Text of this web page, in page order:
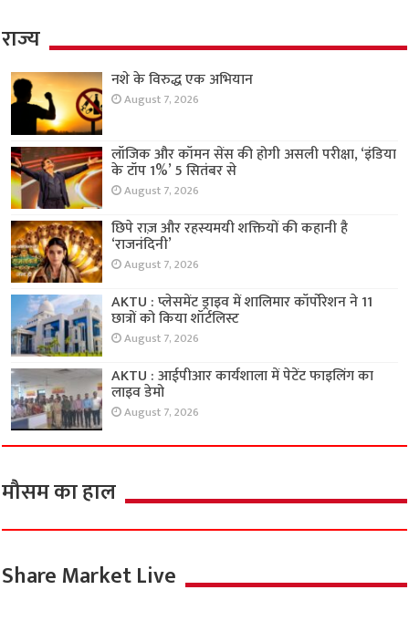
राज्य
नशे के विरुद्ध एक अभियान
August 7, 2026
लॉजिक और कॉमन सेंस की होगी असली परीक्षा, ‘इंडिया
के टॉप 1%’ 5 सितंबर से
August 7, 2026
छिपे राज़ और रहस्यमयी शक्तियों की कहानी है
‘राजनंदिनी’
August 7, 2026
AKTU : प्लेसमेंट ड्राइव में शालिमार कॉर्पोरेशन ने 11
छात्रों को किया शॉर्टलिस्ट
August 7, 2026
AKTU : आईपीआर कार्यशाला में पेटेंट फाइलिंग का
लाइव डेमो
August 7, 2026
मौसम का हाल
Share Market Live